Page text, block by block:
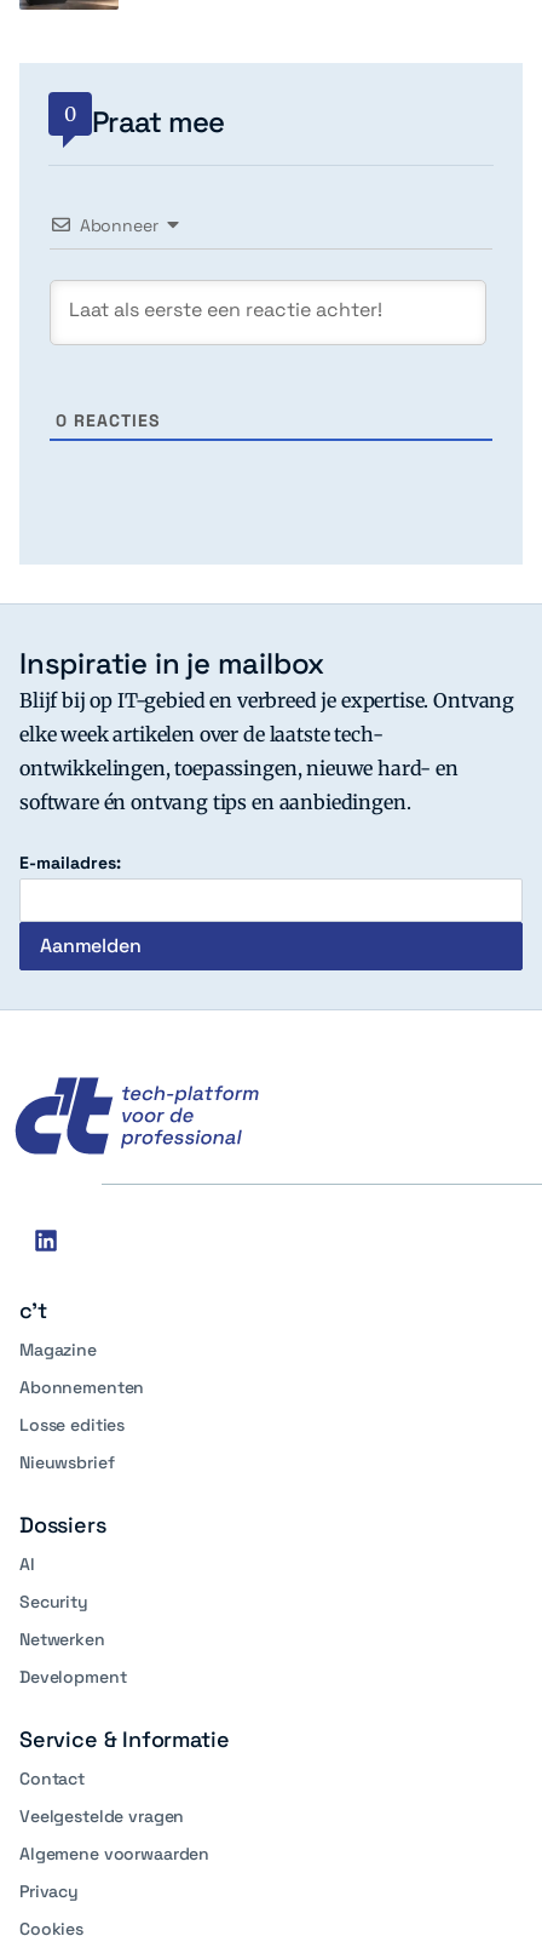
0 Praat mee
Abonneer
0 REACTIES
Inspiratie in je mailbox
Blijf bij op IT-gebied en verbreed je expertise. Ontvang
elke week artikelen over de laatste tech-
ontwikkelingen, toepassingen, nieuwe hard- en
software én ontvang tips en aanbiedingen.
E-mailadres:
Social
linkedin
c't
Magazine
Abonnementen
Losse edities
Nieuwsbrief
Dossiers
AI
Security
Netwerken
Development
Service & Informatie
Contact
Veelgestelde vragen
Algemene voorwaarden
Privacy
Cookies